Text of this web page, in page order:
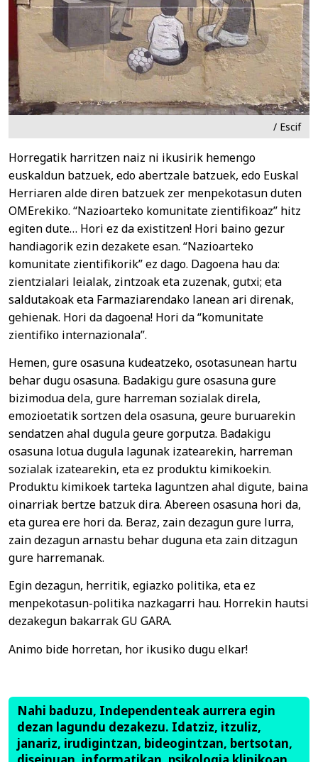
/ Escif
Horregatik harritzen naiz ni ikusirik hemengo
euskaldun batzuek, edo abertzale batzuek, edo Euskal
Herriaren alde diren batzuek zer menpekotasun duten
OMErekiko. “Nazioarteko komunitate zientifikoaz” hitz
egiten dute… Hori ez da existitzen! Hori baino gezur
handiagorik ezin dezakete esan. “Nazioarteko
komunitate zientifikorik” ez dago. Dagoena hau da:
zientzialari leialak, zintzoak eta zuzenak, gutxi; eta
saldutakoak eta Farmaziarendako lanean ari direnak,
gehienak. Hori da dagoena! Hori da “komunitate
zientifiko internazionala”.
Hemen, gure osasuna kudeatzeko, osotasunean hartu
behar dugu osasuna. Badakigu gure osasuna gure
bizimodua dela, gure harreman sozialak direla,
emozioetatik sortzen dela osasuna, geure buruarekin
sendatzen ahal dugula geure gorputza. Badakigu
osasuna lotua dugula lagunak izatearekin, harreman
sozialak izatearekin, eta ez produktu kimikoekin.
Produktu kimikoek tarteka laguntzen ahal digute, baina
oinarriak bertze batzuk dira. Abereen osasuna hori da,
eta gurea ere hori da. Beraz, zain dezagun gure lurra,
zain dezagun arnastu behar duguna eta zain ditzagun
gure harremanak.
Egin dezagun, herritik, egiazko politika, eta ez
menpekotasun-politika nazkagarri hau. Horrekin hautsi
dezakegun bakarrak GU GARA.
Animo bide horretan, hor ikusiko dugu elkar!
Nahi baduzu, Independenteak aurrera egin
dezan lagundu dezakezu. Idatziz, itzuliz,
janariz, irudigintzan, bideogintzan, bertsotan,